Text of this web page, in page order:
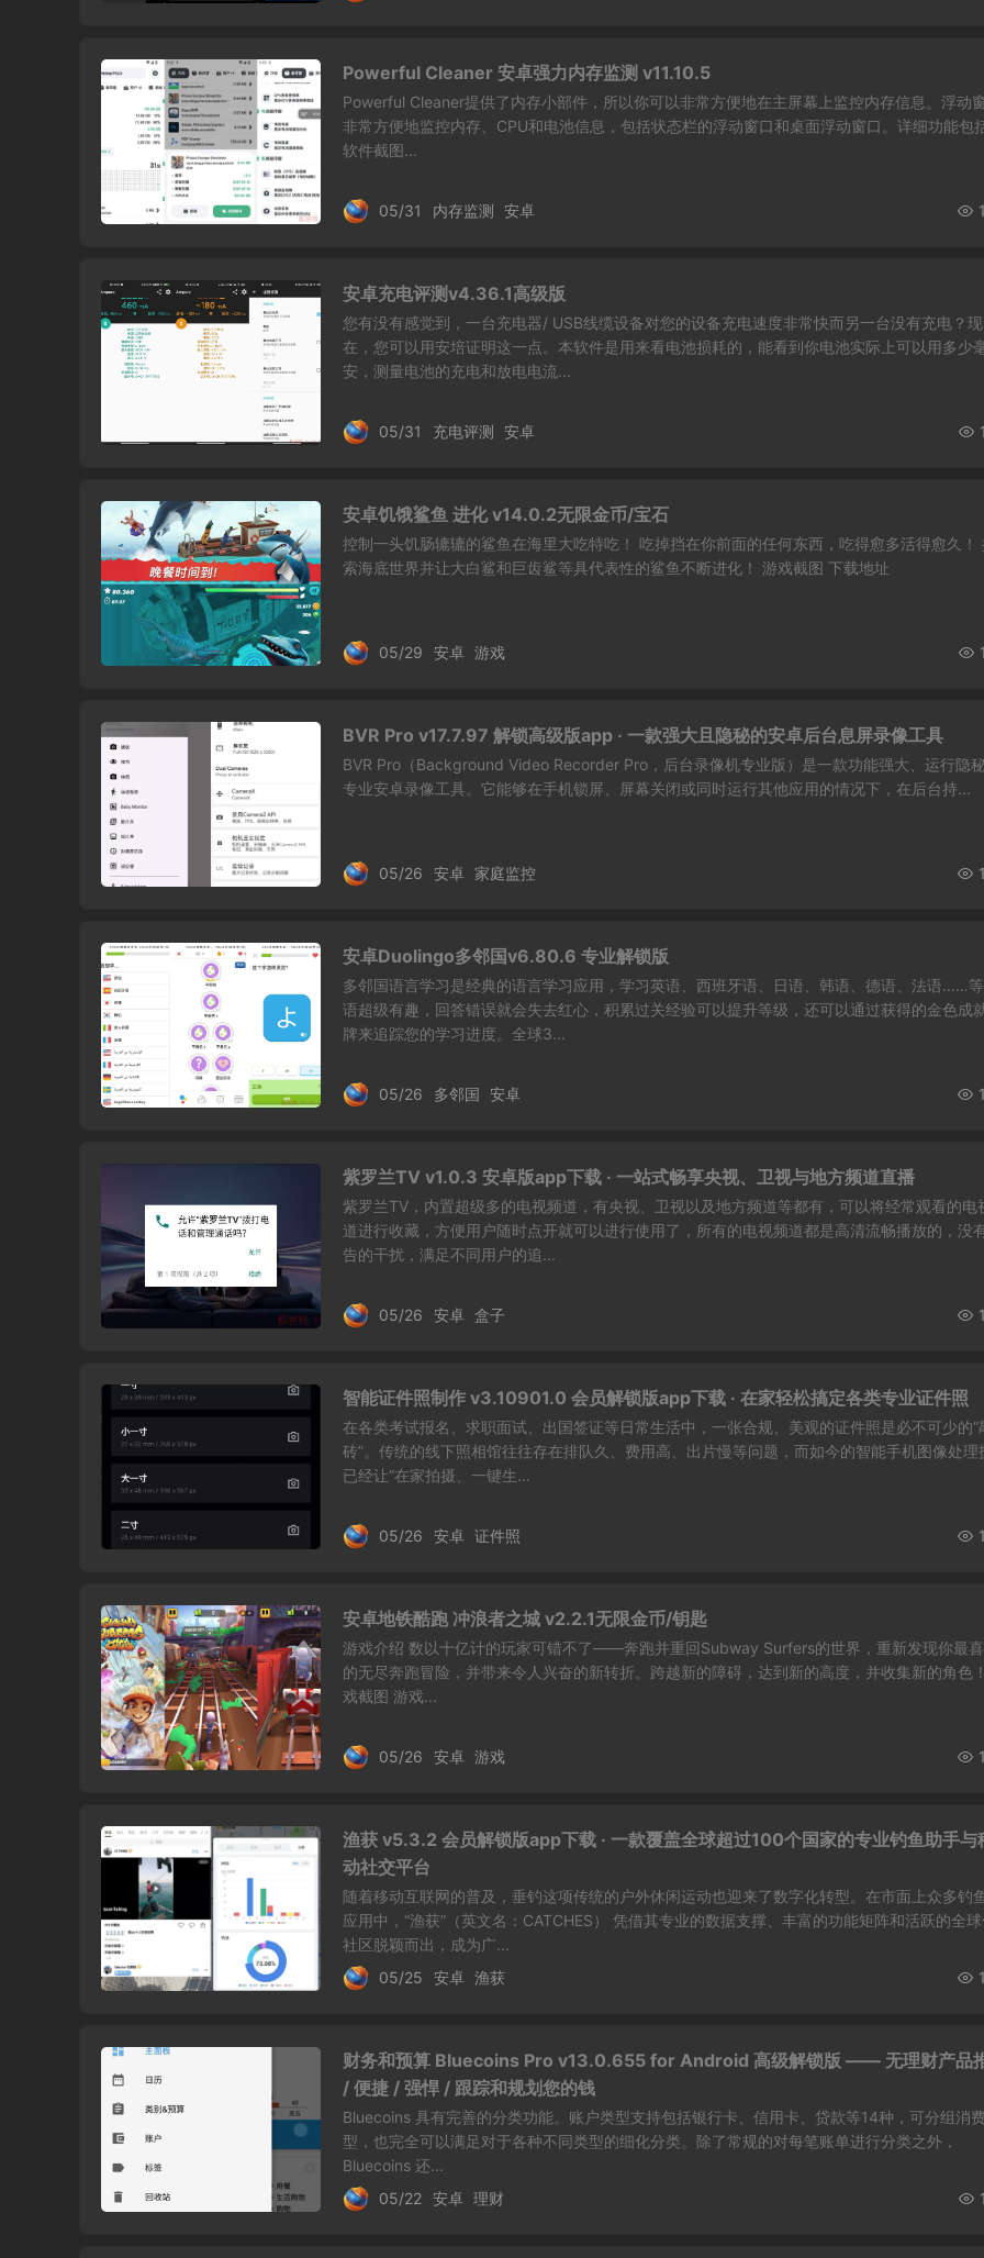
Powerful Cleaner 安卓强力内存监测 v11.10.5
Powerful Cleaner提供了内存小部件，所以你可以非常方便地在主屏幕上监控内存信息。浮动
非常方便地监控内存、CPU和电池信息，包括状态栏的浮动窗口和桌面浮动窗口。详细功能包
软件截图...
05/31 内存监测 安卓
安卓充电评测v4.36.1高级版
您有没有感觉到，一台充电器/ USB线缆设备对您的设备充电速度非常快而另一台没有充电？现
在，您可以用安培证明这一点。本软件是用来看电池损耗的，能看到你电池实际上可以用多少
安，测量电池的充电和放电电流...
05/31 充电评测 安卓
安卓饥饿鲨鱼 进化 v14.0.2无限金币/宝石
控制一头饥肠辘辘的鲨鱼在海里大吃特吃！ 吃掉挡在你前面的任何东西，吃得愈多活得愈久！
索海底世界并让大白鲨和巨齿鲨等具代表性的鲨鱼不断进化！ 游戏截图 下载地址
05/29 安卓 游戏
BVR Pro v17.7.97 解锁高级版app · 一款强大且隐秘的安卓后台息屏录像工具
BVR Pro（Background Video Recorder Pro，后台录像机专业版）是一款功能强大、运行隐
专业安卓录像工具。它能够在手机锁屏、屏幕关闭或同时运行其他应用的情况下，在后台持...
05/26 安卓 家庭监控
安卓Duolingo多邻国v6.80.6 专业解锁版
多邻国语言学习是经典的语言学习应用，学习英语、西班牙语、日语、韩语、德语、法语……
语超级有趣，回答错误就会失去红心，积累过关经验可以提升等级，还可以通过获得的金色成
牌来追踪您的学习进度。全球3...
05/26 多邻国 安卓
紫罗兰TV v1.0.3 安卓版app下载 · 一站式畅享央视、卫视与地方频道直播
紫罗兰TV，内置超级多的电视频道，有央视、卫视以及地方频道等都有，可以将经常观看的电
道进行收藏，方便用户随时点开就可以进行使用了，所有的电视频道都是高清流畅播放的，没
告的干扰，满足不同用户的追...
05/26 安卓 盒子
智能证件照制作 v3.10901.0 会员解锁版app下载 · 在家轻松搞定各类专业证件照
在各类考试报名、求职面试、出国签证等日常生活中，一张合规、美观的证件照是必不可少的“
砖”。传统的线下照相馆往往存在排队久、费用高、出片慢等问题，而如今的智能手机图像处理
已经让“在家拍摄、一键生...
05/26 安卓 证件照
安卓地铁酷跑 冲浪者之城 v2.2.1无限金币/钥匙
游戏介绍 数以十亿计的玩家可错不了——奔跑并重回Subway Surfers的世界，重新发现你最
的无尽奔跑冒险，并带来令人兴奋的新转折。跨越新的障碍，达到新的高度，并收集新的角色
戏截图 游戏...
05/26 安卓 游戏
渔获 v5.3.2 会员解锁版app下载 · 一款覆盖全球超过100个国家的专业钓鱼助手与
动社交平台
随着移动互联网的普及，垂钓这项传统的户外休闲运动也迎来了数字化转型。在市面上众多钓
应用中，“渔获”（英文名：CATCHES） 凭借其专业的数据支撑、丰富的功能矩阵和活跃的全
社区脱颖而出，成为广...
05/25
安卓 渔获
财务和预算 Bluecoins Pro v13.0.655 for Android 高级解锁版 —— 无理财产品
/ 便捷 / 强悍 / 跟踪和规划您的钱
Bluecoins 具有完善的分类功能。账户类型支持包括银行卡、信用卡、贷款等14种，可分组消
型，也完全可以满足对于各种不同类型的细化分类。除了常规的对每笔账单进行分类之外，
Bluecoins 还...
05/22 安卓 理财